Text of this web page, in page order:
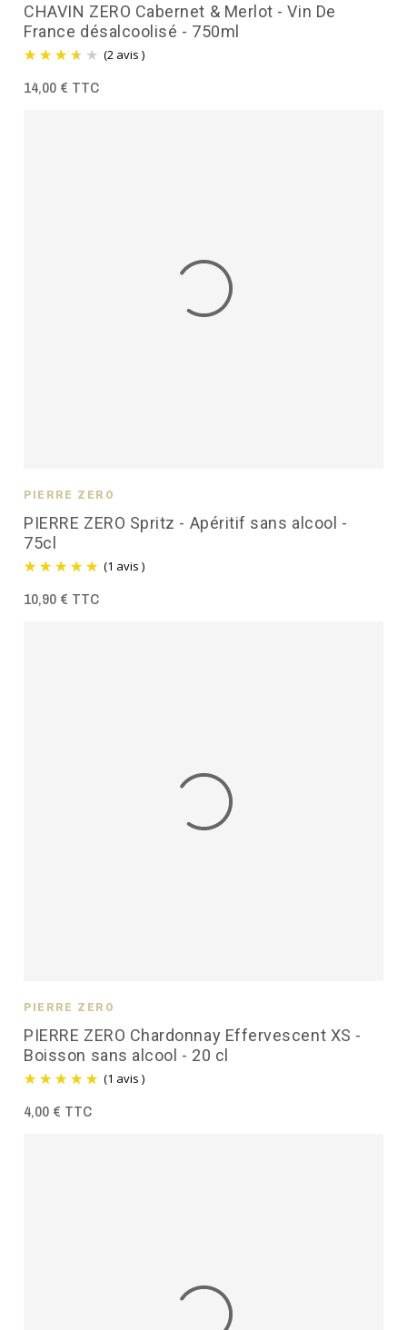
CHAVIN ZERO Cabernet & Merlot - Vin De
France désalcoolisé - 750ml
(2 avis )
14,00 € TTC
PIERRE ZERO Spritz - Apéritif sans alcool -
75cl
(1 avis )
PIERRE ZÉRO
10,90 € TTC
PIERRE ZERO Chardonnay Effervescent XS -
Boisson sans alcool - 20 cl
(1 avis )
PIERRE ZÉRO
4,00 € TTC